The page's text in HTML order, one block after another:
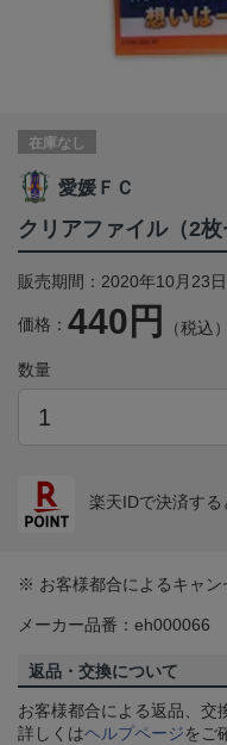
在庫なし
愛媛ＦＣ
クリアファイル（2枚
販売期間：2020年10月23
価格： 440円 （税込）
数量
楽天IDで決済する
※ お客様都合によるキャン
メーカー品番：eh000066
返品・交換について
お客様都合による返品、交
詳しくはヘルプページをご